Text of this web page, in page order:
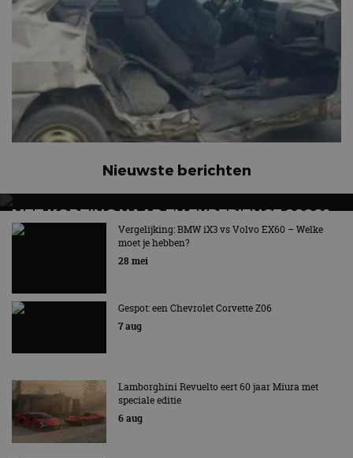
Nieuwste berichten
MET KORTING NAAR EV EXPERIENCE 2026?
AUTORAI REGELT HET!
EV Experience 2026 van 24 tot 26 september
Vergelijking: BMW iX3 vs Volvo EX60 – Welke
moet je hebben?
28 mei
Gespot: een Chevrolet Corvette Z06
7 aug
Lamborghini Revuelto eert 60 jaar Miura met
speciale editie
6 aug